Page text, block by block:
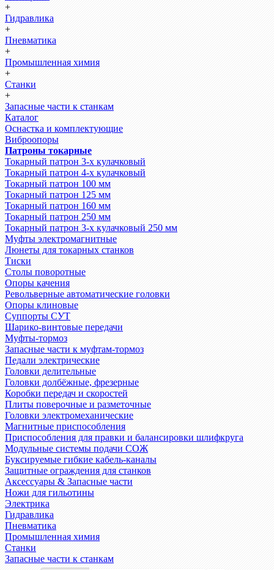
+
Гидравлика
+
Пневматика
+
Промышленная химия
+
Станки
+
Запасные части к станкам
Каталог
Оснастка и комплектующие
Виброопоры
Патроны токарные
Токарный патрон 3-х кулачковый
Токарный патрон 4-х кулачковый
Токарный патрон 100 мм
Токарный патрон 125 мм
Токарный патрон 160 мм
Токарный патрон 250 мм
Токарный патрон 3-х кулачковый 250 мм
Муфты электромагнитные
Люнеты для токарных станков
Тиски
Столы поворотные
Опоры качения
Револьверные автоматические головки
Опоры клиновые
Суппорты СУТ
Шарико-винтовые передачи
Муфты-тормоз
Запасные части к муфтам-тормоз
Педали электрические
Головки делительные
Головки долбёжные, фрезерные
Коробки передач и скоростей
Плиты поверочные и разметочные
Головки электромеханические
Магнитные приспособления
Приспособления для правки и балансировки шлифкруга
Модульные системы подачи СОЖ
Буксируемые гибкие кабель-каналы
Защитные ограждения для станков
Аксессуары & Запасные части
Ножи для гильотины
Электрика
Гидравлика
Пневматика
Промышленная химия
Станки
Запасные части к станкам